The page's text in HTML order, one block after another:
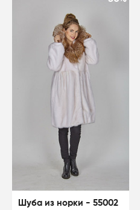
Шуба из норки - 55002